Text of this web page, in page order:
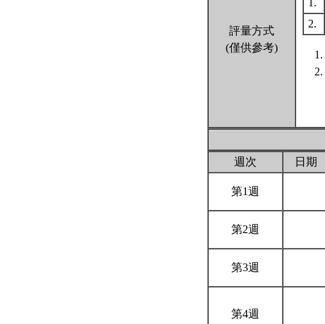
評量方式
(僅供參考)
1.
2.
週次
日期
第1週
第2週
第3週
第4週